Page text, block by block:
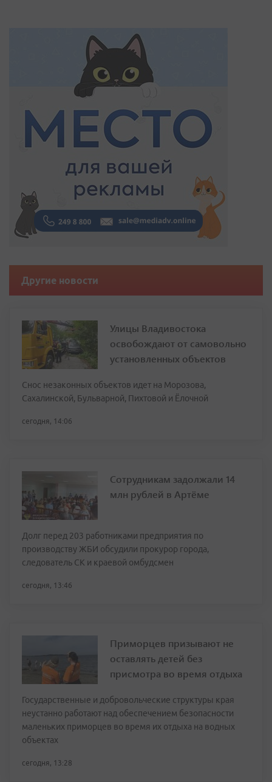
Другие новости
Улицы Владивостока
освобождают от самовольно
установленных объектов
Снос незаконных объектов идет на Морозова,
Сахалинской, Бульварной, Пихтовой и Ёлочной
сегодня, 14:06
Сотрудникам задолжали 14
млн рублей в Артёме
Долг перед 203 работниками предприятия по
производству ЖБИ обсудили прокурор города,
следователь СК и краевой омбудсмен
сегодня, 13:46
Приморцев призывают не
оставлять детей без
присмотра во время отдыха
Государственные и добровольческие структуры края
неустанно работают над обеспечением безопасности
маленьких приморцев во время их отдыха на водных
объектах
сегодня, 13:28